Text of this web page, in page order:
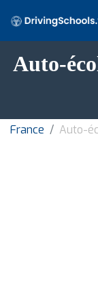
Auto-
France Auto-